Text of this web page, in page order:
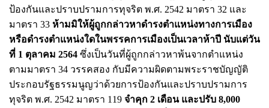
ป้องกันและปราบปรามการทุจริต พ.ศ. 2542 มาตรา 32 และ
มาตรา 33 ห้ามมิให้ผู้ถูกกล่าวหาดํารงตําแหน่งทางการเมือง
หรือดํารงตําแหน่งใดในพรรคการเมืองเป็นเวลาห้าปี นับแต่วัน
ที่ 1 ตุลาคม 2564 ซึ่งเป็นวันที่ผู้ถูกกล่าวหาพ้นจากตําแหน่ง
ตามมาตรา 34 วรรคสอง กับมีความผิดตามพระราชบัญญัติ
ประกอบรัฐธรรมนูญว่าด้วยการป้องกันและปราบปรามการ
ทุจริต พ.ศ. 2542 มาตรา 119 จําคุก 2 เดือน และปรับ 8,000